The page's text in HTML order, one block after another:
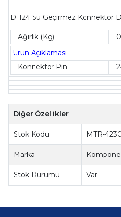
DH24 Su Geçirmez Konnektör
Ağırlık (Kg)
Ürün Açıklaması
Konnektör Pin
Diğer Özellikler
Stok Kodu MTR-
Marka
Stok Durumu Var